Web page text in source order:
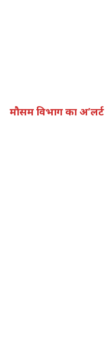
मौसम विभाग का अ’लर्ट